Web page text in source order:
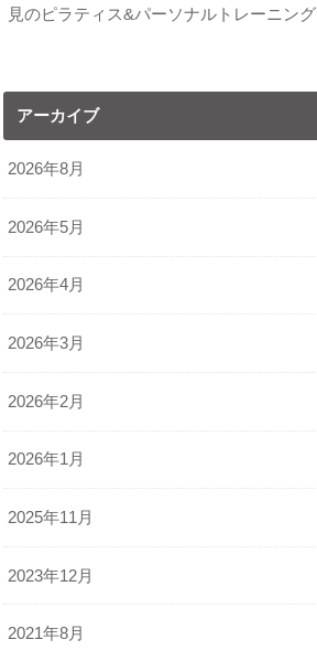
見のピラティス&パーソナルトレーニング
アーカイブ
2026年8月
2026年5月
2026年4月
2026年3月
2026年2月
2026年1月
2025年11月
2023年12月
2021年8月